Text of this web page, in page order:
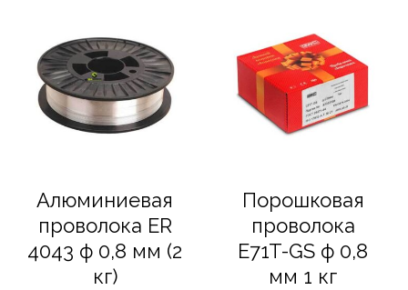
Алюминиевая
проволока ER
4043 ф 0,8 мм (2
кг)
Порошковая
проволока
E71T-GS ф 0,8
мм 1 кг